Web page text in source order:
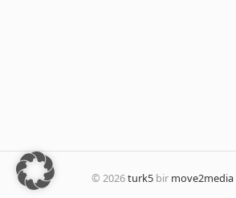
© 2026turk5 bir move2media